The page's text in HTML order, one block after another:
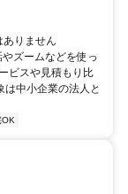
りません
ズームなどを使っ
ビスや見積もり比
中小企業の法人と
OK